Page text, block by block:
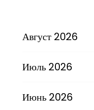
Август 2026
Июль 2026
Июнь 2026